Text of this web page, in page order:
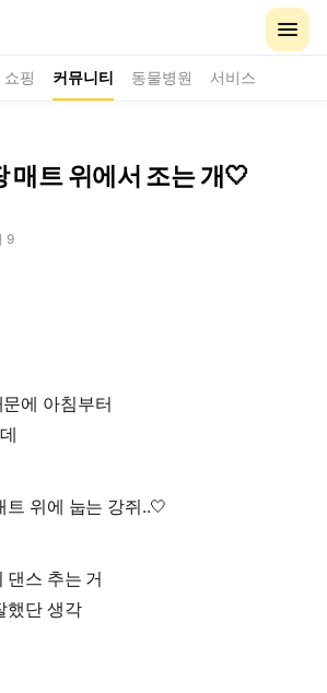
쇼핑 커뮤니티 동물병원 서비스
매트 위에서 조는 개🤍
9
에 아침부터
트 위에 눕는 강쥐..🤍
댄스 추는 거
했단 생각